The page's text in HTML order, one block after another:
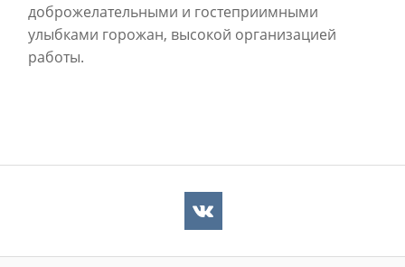
доброжелательными и гостеприимными
улыбками горожан, высокой организацией
работы.